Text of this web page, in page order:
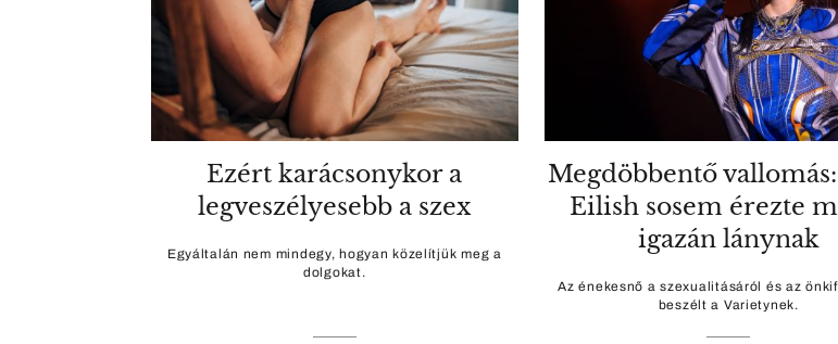
Ezért karácsonykor a
legveszélyesebb a szex
Egyáltalán nem mindegy, hogyan közelítjük meg a
dolgokat.
Megdöbbentő
Eilish sosem érezte
igazán lánynak
Az énekesnő a szexualitásáról és az
beszélt a Varietynek.